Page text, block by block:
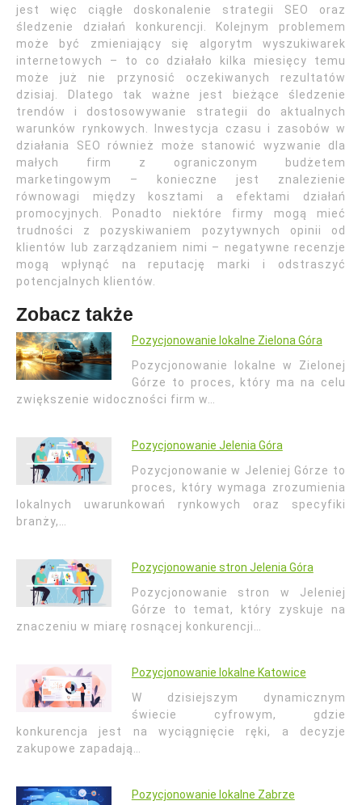
jest więc ciągłe doskonalenie strategii SEO oraz
śledzenie działań konkurencji. Kolejnym problemem
może być zmieniający się algorytm wyszukiwarek
internetowych – to co działało kilka miesięcy temu
może już nie przynosić oczekiwanych rezultatów
dzisiaj. Dlatego tak ważne jest bieżące śledzenie
trendów i dostosowywanie strategii do aktualnych
warunków rynkowych. Inwestycja czasu i zasobów w
działania SEO również może stanowić wyzwanie dla
małych firm z ograniczonym budżetem
marketingowym – konieczne jest znalezienie
równowagi między kosztami a efektami działań
promocyjnych. Ponadto niektóre firmy mogą mieć
trudności z pozyskiwaniem pozytywnych opinii od
klientów lub zarządzaniem nimi – negatywne recenzje
mogą wpłynąć na reputację marki i odstraszyć
potencjalnych klientów.
Zobacz także
Pozycjonowanie lokalne Zielona Góra
Pozycjonowanie lokalne w Zielonej
Górze to proces, który ma na celu
zwiększenie widoczności firm w…
Pozycjonowanie Jelenia Góra
Pozycjonowanie w Jeleniej Górze to
proces, który wymaga zrozumienia
lokalnych uwarunkowań rynkowych oraz specyfiki
branży,…
Pozycjonowanie stron Jelenia Góra
Pozycjonowanie stron w Jeleniej
Górze to temat, który zyskuje na
znaczeniu w miarę rosnącej konkurencji…
Pozycjonowanie lokalne Katowice
W dzisiejszym dynamicznym
świecie cyfrowym, gdzie
konkurencja jest na wyciągnięcie ręki, a decyzje
zakupowe zapadają…
Pozycjonowanie lokalne Zabrze